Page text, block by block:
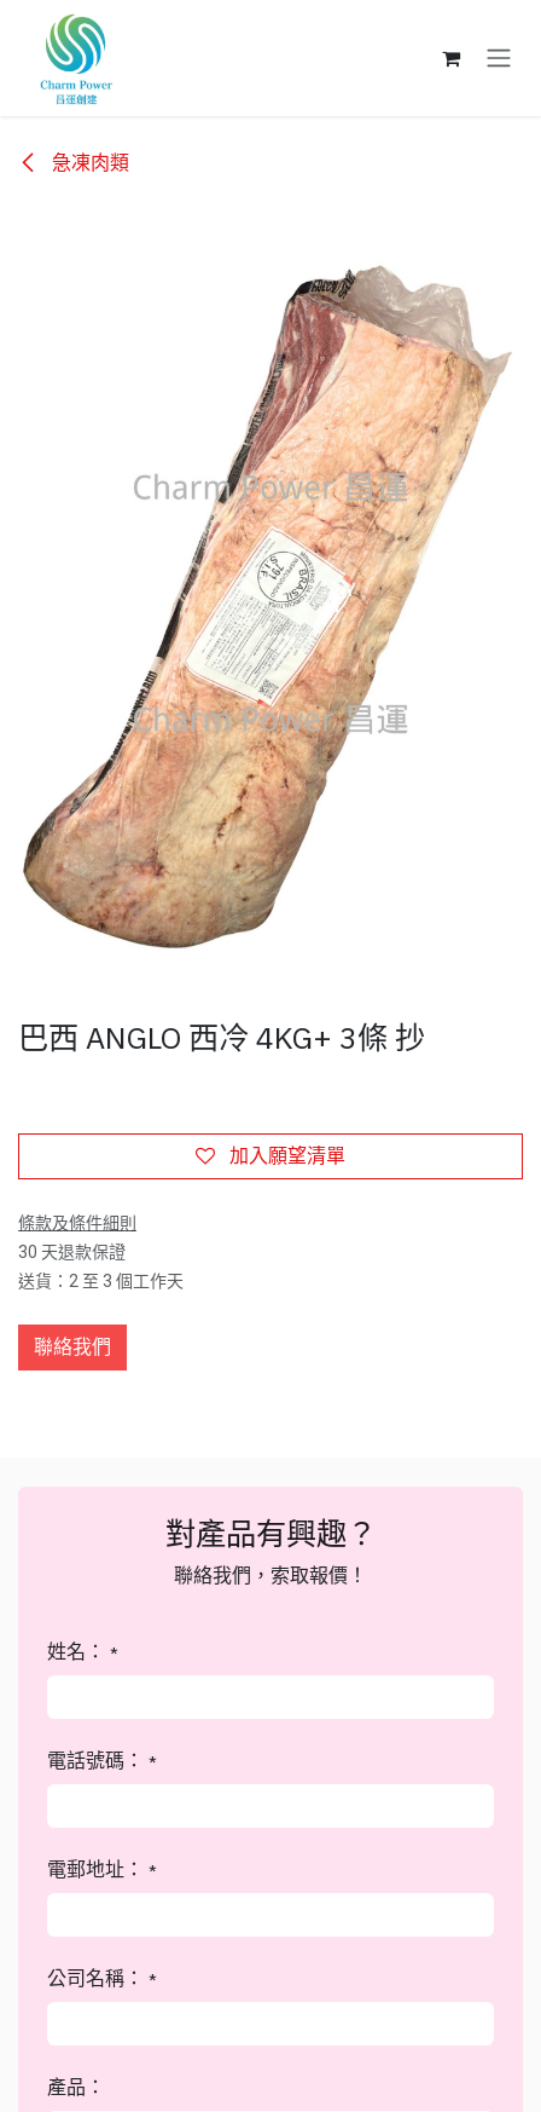
跳至內容
急凍肉類
巴西 ANGLO 西冷 4KG+ 3條 抄
加入願望清單
條款及條件細則
30 天退款保證
送貨：2 至 3 個工作天
聯絡我們
對產品有興趣？
聯絡我們，索取報價！
姓名： *
電話號碼： *
電郵地址： *
公司名稱： *
產品：